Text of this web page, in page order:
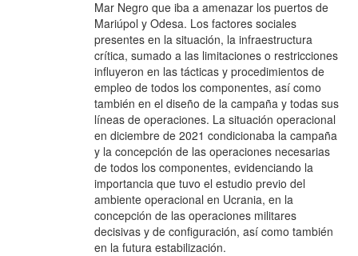
Mar Negro que iba a amenazar los puertos de
Mariúpol y Odesa. Los factores sociales
presentes en la situación, la infraestructura
crítica, sumado a las limitaciones o restricciones
influyeron en las tácticas y procedimientos de
empleo de todos los componentes, así como
también en el diseño de la campaña y todas sus
líneas de operaciones. La situación operacional
en diciembre de 2021 condicionaba la campaña
y la concepción de las operaciones necesarias
de todos los componentes, evidenciando la
importancia que tuvo el estudio previo del
ambiente operacional en Ucrania, en la
concepción de las operaciones militares
decisivas y de configuración, así como también
en la futura estabilización.